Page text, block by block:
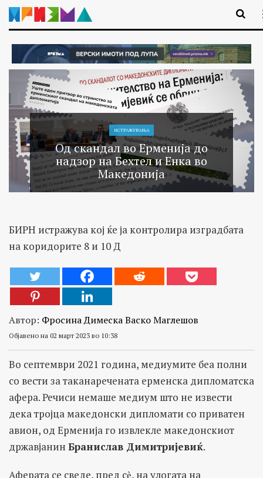
ИСТРАЖУВАЊA
Од скандал во Ерменија до
надзор на Бехтел и Енка во
Македонија
БИРН истражува кој ќе ја контролира изградбата
на коридорите 8 и 10 Д
Автор: Фросина Димеска Васко Маглешов
Објавено на 02 март 2023 во 10:38
Во септември 2021 година, медиумите беа полни
со вести за таканаречената ерменска дипломатска
афера. Речиси немаше медиум што не извести
дека тројца македонски дипломати со приватен
авион, од Ерменија го извлекле македонскиот
државјанин Бранислав Димитријевиќ.
Аферата се сведе, пред сѐ, на улогата на